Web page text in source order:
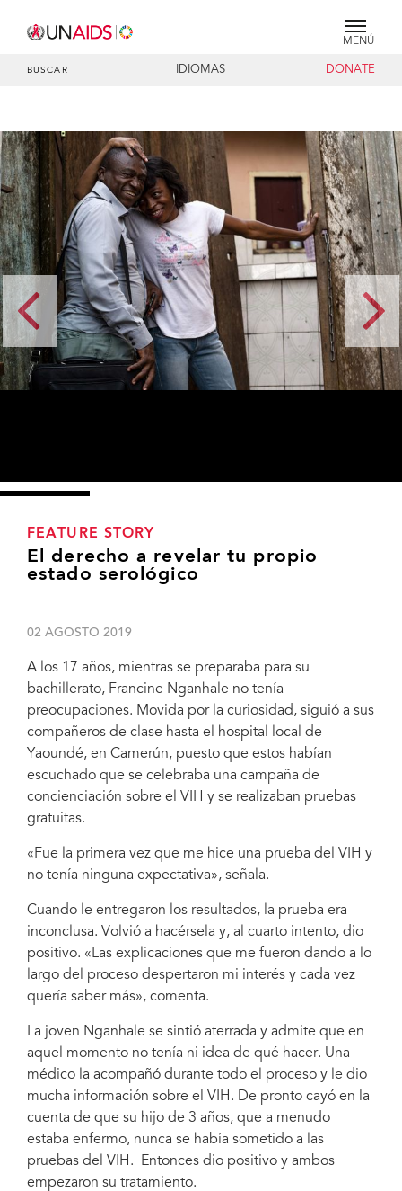
MENÚ
BUSCAR IDIOMAS DONATE
FEATURE STORY
El derecho a revelar tu propio
estado serológico
02 AGOSTO 2019
A los 17 años, mientras se preparaba para su
bachillerato, Francine Nganhale no tenía
preocupaciones. Movida por la curiosidad, siguió a sus
compañeros de clase hasta el hospital local de
Yaoundé, en Camerún, puesto que estos habían
escuchado que se celebraba una campaña de
concienciación sobre el VIH y se realizaban pruebas
gratuitas.
«Fue la primera vez que me hice una prueba del VIH y
no tenía ninguna expectativa», señala.
Cuando le entregaron los resultados, la prueba era
inconclusa. Volvió a hacérsela y, al cuarto intento, dio
positivo. «Las explicaciones que me fueron dando a lo
largo del proceso despertaron mi interés y cada vez
quería saber más», comenta.
La joven Nganhale se sintió aterrada y admite que en
aquel momento no tenía ni idea de qué hacer. Una
médico la acompañó durante todo el proceso y le dio
mucha información sobre el VIH. De pronto cayó en la
cuenta de que su hijo de 3 años, que a menudo
estaba enfermo, nunca se había sometido a las
pruebas del VIH. Entonces dio positivo y ambos
empezaron su tratamiento.